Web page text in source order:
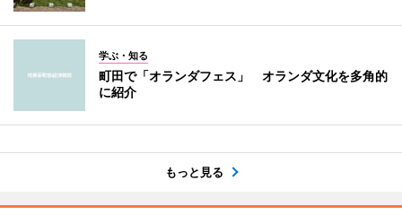
学ぶ・知る
町田で「オランダフェス」 オランダ文化を多角的
に紹介
もっと見る